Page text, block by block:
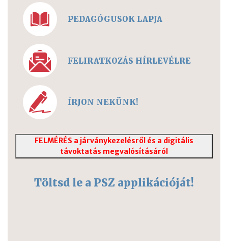
PEDAGÓGUSOK LAPJA
FELIRATKOZÁS HÍRLEVÉLRE
ÍRJON NEKÜNK!
FELMÉRÉS a járványkezelésről és a digitális
távoktatás megvalósításáról
Töltsd le a PSZ applikációját!